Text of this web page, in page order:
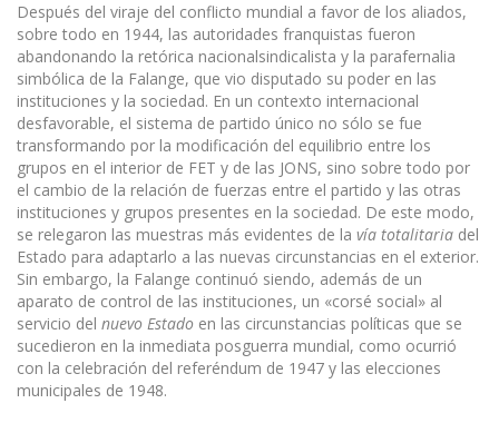
Después del viraje del conflicto mundial a favor de los aliados,
sobre todo en 1944, las autoridades franquistas fueron
abandonando la retórica nacionalsindicalista y la parafernalia
simbólica de la Falange, que vio disputado su poder en las
instituciones y la sociedad. En un contexto internacional
desfavorable, el sistema de partido único no sólo se fue
transformando por la modificación del equilibrio entre los
grupos en el interior de FET y de las JONS, sino sobre todo por
el cambio de la relación de fuerzas entre el partido y las otras
instituciones y grupos presentes en la sociedad. De este modo,
se relegaron las muestras más evidentes de la vía totalitaria del
Estado para adaptarlo a las nuevas circunstancias en el exterior.
Sin embargo, la Falange continuó siendo, además de un
aparato de control de las instituciones, un «corsé social» al
servicio del nuevo Estado en las circunstancias políticas que se
sucedieron en la inmediata posguerra mundial, como ocurrió
con la celebración del referéndum de 1947 y las elecciones
municipales de 1948.